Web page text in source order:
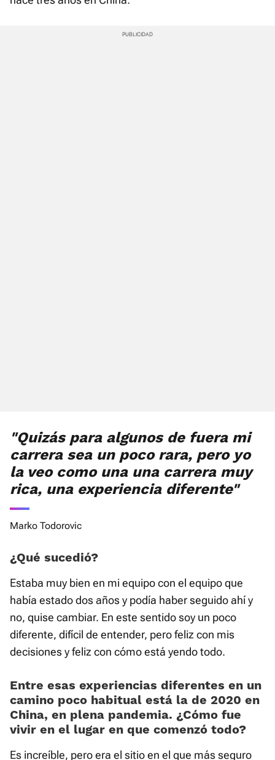
"Quizás para algunos de fuera mi
carrera sea un poco rara, pero yo
la veo como una una carrera muy
rica, una experiencia diferente"
Marko Todorovic
¿Qué sucedió?
Estaba muy bien en mi equipo con el equipo que
había estado dos años y podía haber seguido ahí y
no, quise cambiar. En este sentido soy un poco
diferente, difícil de entender, pero feliz con mis
decisiones y feliz con cómo está yendo todo.
Entre esas experiencias diferentes en un
camino poco habitual está la de 2020 en
China, en plena pandemia. ¿Cómo fue
vivir en el lugar en que comenzó todo?
Es increíble, pero era el sitio en el que más seguro